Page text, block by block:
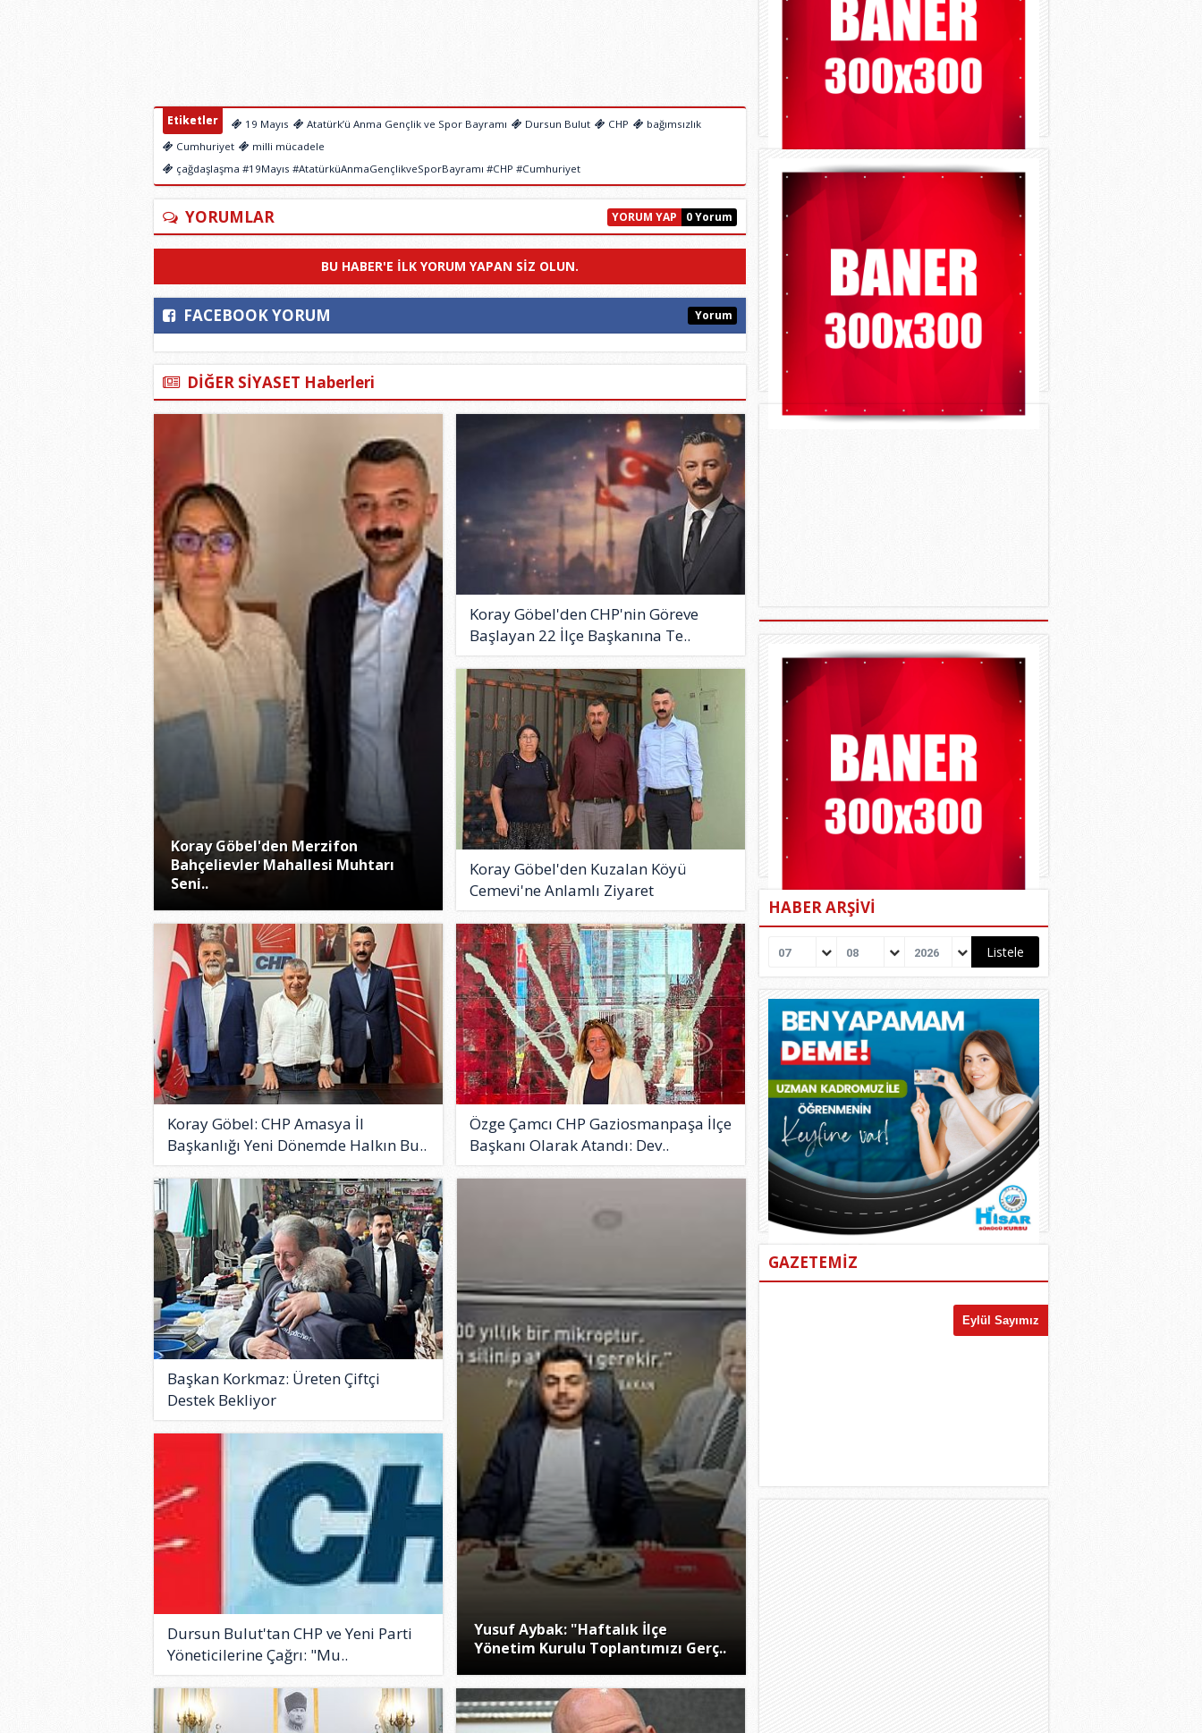
Etiketler 19 Mayıs Atatürk’ü Anma Gençlik ve Spor Bayramı Dursun Bulut CHP
bağımsızlık
Cumhuriyet
milli mücadele
çağdaşlaşma #19Mayıs #AtatürküAnmaGençlikveSporBayramı #CHP #Cumhuriyet
YORUMLAR 0 Yorum
YORUM YAP
BU HABER'E ILK YORUM YAPAN SIZ OLUN.
FACEBOOK YORUM Yorum
DİĞER SİYASET Haberleri
Koray Göbel'den Merzifon
Bahçelievler Mahallesi Muhtarı
Seni..
Koray Göbel'den CHP'nin Göreve
Başlayan 22 İlçe Başkanına Te..
Koray Göbel'den Kuzalan Köyü
Cemevi'ne Anlamlı Ziyaret
Koray Göbel: CHP Amasya İl
Başkanlığı Yeni Dönemde Halkın Bu..
Özge Çamcı CHP Gaziosmanpaşa İlçe
Başkanı Olarak Atandı: Dev..
Yusuf Aybak: "Haftalık İlçe
Yönetim Kurulu Toplantımızı Gerç..
Başkan Korkmaz: Üreten Çiftçi
Destek Bekliyor
Dursun Bulut'tan CHP ve Yeni Parti
Yöneticilerine Çağrı: "Mu..
HABER ARŞİVİ
07 08 2026
GAZETEMİZ